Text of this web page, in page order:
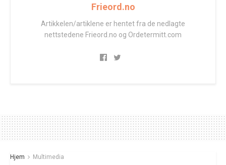
Frieord.no
Artikkelen/artiklene er hentet fra de nedlagte
nettstedene Frieord.no og Ordetermitt.com
Hjem Multimedia